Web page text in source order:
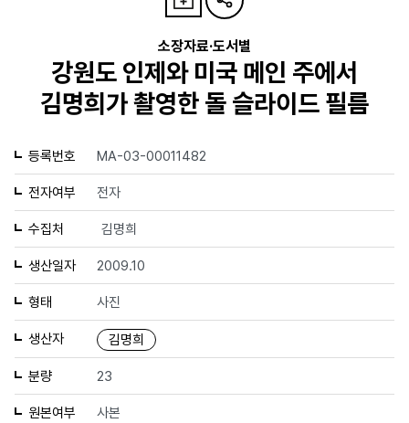
소장자료·도서별
강원도 인제와 미국 메인 주에서
김명희가 촬영한 돌 슬라이드 필름
등록번호 MA-03-00011482
전자여부 전자
수집처 김명희
생산일자 2009.10
형태 사진
생산자 김명희
분량 23
원본여부 사본